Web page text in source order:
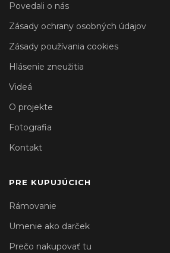
Povedali o nás
Zásady ochrany osobných údajov
Zásady používania cookies
Hlásenie zneužitia
Videá
O projekte
Fotografia
Kontakt
PRE KUPUJÚCICH
Rámovanie
Umenie ako darček
Prečo nakupovať tu